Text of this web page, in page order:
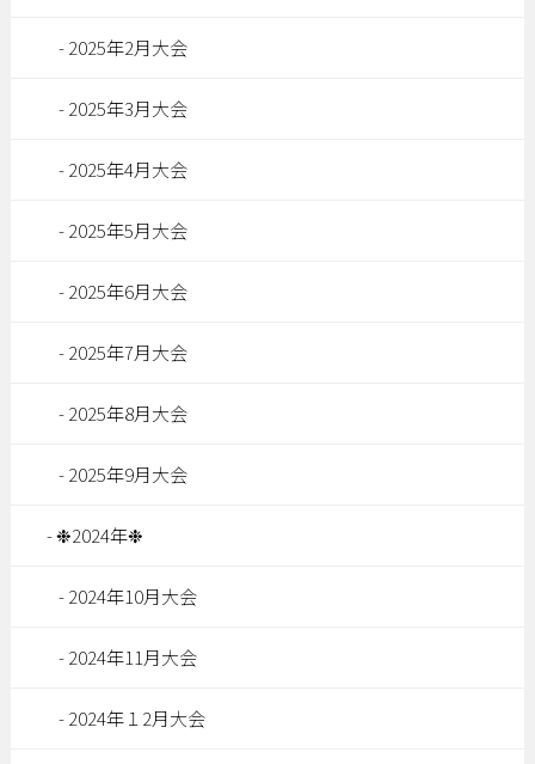
2025年2月大会
2025年3月大会
2025年4月大会
2025年5月大会
2025年6月大会
2025年7月大会
2025年8月大会
2025年9月大会
❉2024年❉
2024年10月大会
2024年11月大会
2024年１2月大会